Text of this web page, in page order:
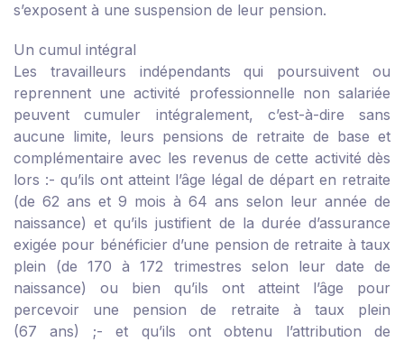
s’exposent à une suspension de leur pension.
Un cumul intégral
Les travailleurs indépendants qui poursuivent ou
reprennent une activité professionnelle non salariée
peuvent cumuler intégralement, c’est-à-dire sans
aucune limite, leurs pensions de retraite de base et
complémentaire avec les revenus de cette activité dès
lors :- qu’ils ont atteint l’âge légal de départ en retraite
(de 62 ans et 9 mois à 64 ans selon leur année de
naissance) et qu’ils justifient de la durée d’assurance
exigée pour bénéficier d’une pension de retraite à taux
plein (de 170 à 172 trimestres selon leur date de
naissance) ou bien qu’ils ont atteint l’âge pour
percevoir une pension de retraite à taux plein
(67 ans) ;- et qu’ils ont obtenu l’attribution de